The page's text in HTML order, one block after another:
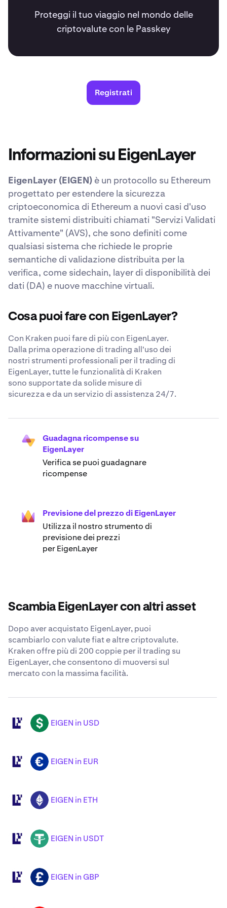
Proteggi il tuo viaggio nel mondo delle
criptovalute con le Passkey
Registrati
Informazioni su EigenLayer
EigenLayer (EIGEN) è un protocollo su Ethereum
progettato per estendere la sicurezza
criptoeconomica di Ethereum a nuovi casi d'uso
tramite sistemi distribuiti chiamati "Servizi Validati
Attivamente" (AVS), che sono definiti come
qualsiasi sistema che richiede le proprie
semantiche di validazione distribuita per la
verifica, come sidechain, layer di disponibilità dei
dati (DA) e nuove macchine virtuali.
Cosa puoi fare con EigenLayer?
Con Kraken puoi fare di più con EigenLayer.
Dalla prima operazione di trading all'uso dei
nostri strumenti professionali per il trading di
EigenLayer, tutte le funzionalità di Kraken
sono supportate da solide misure di
sicurezza e da un servizio di assistenza 24/7.
Guadagna ricompense su
EigenLayer
Verifica se puoi guadagnare
ricompense
Previsione del prezzo di EigenLayer
Utilizza il nostro strumento di
previsione dei prezzi
per EigenLayer
Scambia EigenLayer con altri asset
Dopo aver acquistato EigenLayer, puoi
scambiarlo con valute fiat e altre criptovalute.
Kraken offre più di 200 coppie per il trading su
EigenLayer, che consentono di muoversi sul
mercato con la massima facilità.
EIGEN USD EIGEN in USD
EIGEN EUR EIGEN in EUR
EIGEN ETH EIGEN in ETH
EIGEN USDT EIGEN in USDT
EIGEN GBP EIGEN in GBP